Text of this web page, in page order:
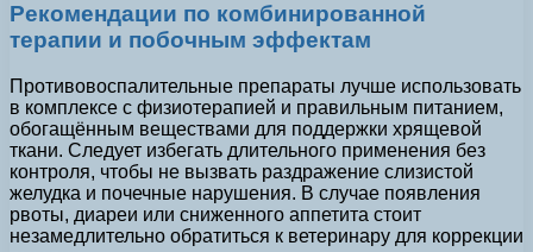
Рекомендации по комбинированной
терапии и побочным эффектам
Противовоспалительные препараты лучше использовать
в комплексе с физиотерапией и правильным питанием,
обогащённым веществами для поддержки хрящевой
ткани. Следует избегать длительного применения без
контроля, чтобы не вызвать раздражение слизистой
желудка и почечные нарушения. В случае появления
рвоты, диареи или сниженного аппетита стоит
незамедлительно обратиться к ветеринару для коррекции